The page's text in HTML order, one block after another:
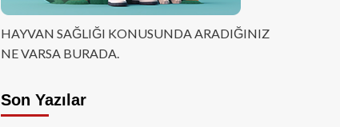
HAYVAN SAĞLIĞI KONUSUNDA ARADIĞINIZ
NE VARSA BURADA.
Son Yazılar